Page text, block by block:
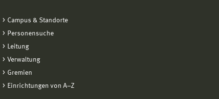
Campus & Standorte
Personensuche
Leitung
Verwaltung
Gremien
Einrichtungen von A−Z